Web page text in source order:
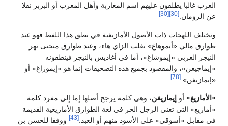
عليهم اسم المغاربة وأهل المغرب أو البربر نقلا
ذات الأصول الأمازيغية في نطق هذا اللفظ فهو عند
بقلب الزاي هاء، وعند طوارق منحنى نهر
أما في أغاديس بالنيجر فينطقونه
بجميع هذه التصحيفات إنما هو «إيموزاغ» أو
، وهي كلمة يرجح أصلها إما إلى مفرد كلمة
الرجل الحر في لغة الطوارق الأمازيغية القديمة
على الأسود منهم أو العبد.[43]
ووفقا للحسن بن